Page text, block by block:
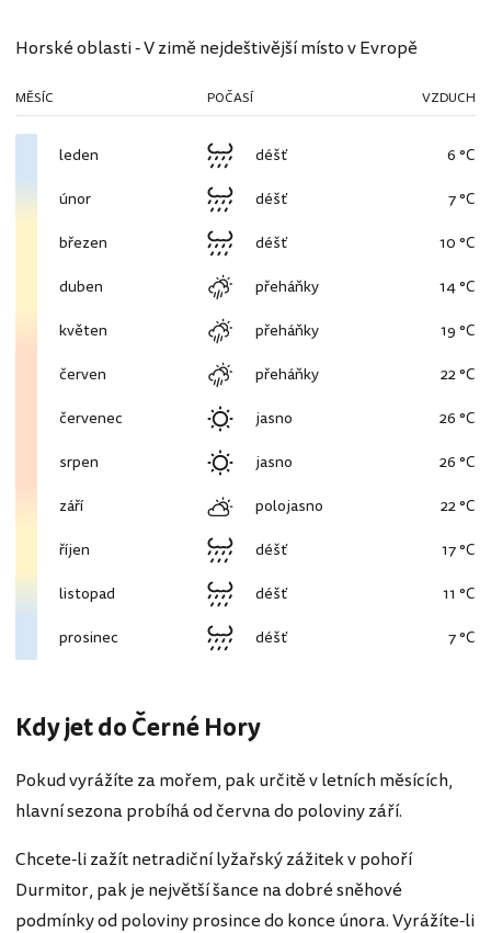
Horské oblasti - V zimě nejdeštivější místo v Evropě
MĚSÍC POČASÍ VZDUCH
leden déšť
6 °C
únor
déšť
7 °C
březen
déšť
10 °C
duben
přeháňky
14 °C
květen
přeháňky
19 °C
červen
přeháňky
22 °C
červenec
jasno
26 °C
srpen
jasno
26 °C
září
polojasno
22 °C
říjen
déšť
17 °C
listopad
déšť
11 °C
prosinec
déšť 7 °C
Kdy jet do Černé Hory
Pokud vyrážíte za mořem, pak určitě v letních měsících,
hlavní sezona probíhá od června do poloviny září.
Chcete-li zažít netradiční lyžařský zážitek v pohoří
Durmitor, pak je největší šance na dobré sněhové
podmínky od poloviny prosince do konce února. Vyrážíte-li